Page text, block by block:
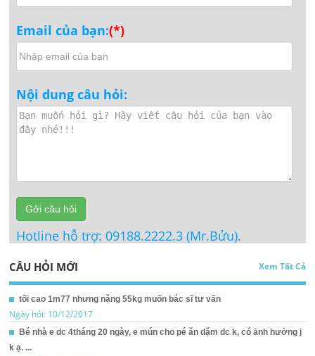
Email của bạn:(*)
Nội dung câu hỏi:
Gởi câu hỏi
Hotline hỗ trợ: 09188.2222.3 (Mr.Bửu).
CÂU HỎI MỚI Xem Tất Cả
tối cao 1m77 nhưng nặng 55kg muốn bác sĩ tư vấn
Ngày hỏi: 10/12/2017
Bé nhà e dc 4tháng 20 ngày, e mún cho pé ăn dặm dc k, có ảnh hưởng j
k ạ. ...